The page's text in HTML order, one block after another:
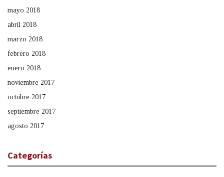
mayo 2018
abril 2018
marzo 2018
febrero 2018
enero 2018
noviembre 2017
octubre 2017
septiembre 2017
agosto 2017
Categorías